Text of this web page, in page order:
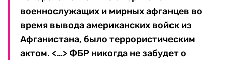
военнослужащих и мирных афганцев во
время вывода американских войск из
Афганистана, было террористическим
актом. <…> ФБР никогда не забудет о